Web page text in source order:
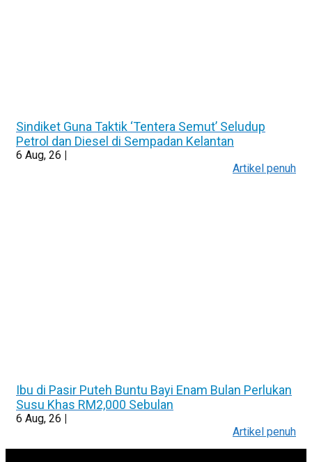
Sindiket Guna Taktik ‘Tentera Semut’ Seludup
Petrol dan Diesel di Sempadan Kelantan
6 Aug, 26 |
Artikel penuh
Ibu di Pasir Puteh Buntu Bayi Enam Bulan Perlukan
Susu Khas RM2,000 Sebulan
6 Aug, 26 |
Artikel penuh